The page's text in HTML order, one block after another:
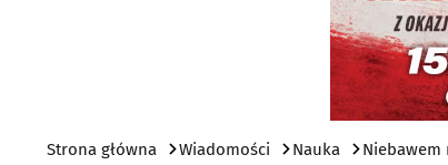
Strona główna Wiadomości Nauka Niebawem